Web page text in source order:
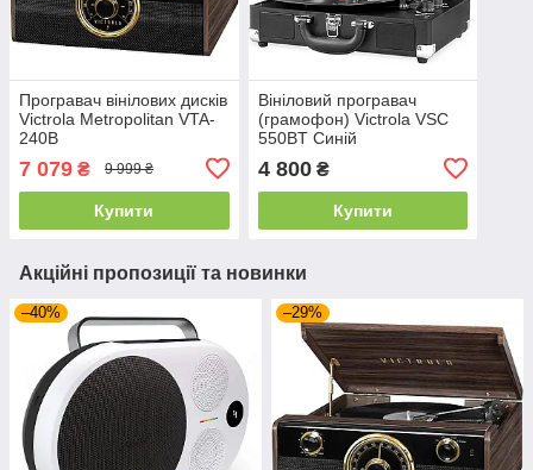
Програвач вінілових дисків
Victrola Metropolitan VTA-
240B
7 079 ₴ 9 999 ₴
Купити
Вініловий програвач
(грамофон) Victrola VSC
550BT Синій
4 800₴
Купити
Акційні пропозиції та новинки
–40% –29%